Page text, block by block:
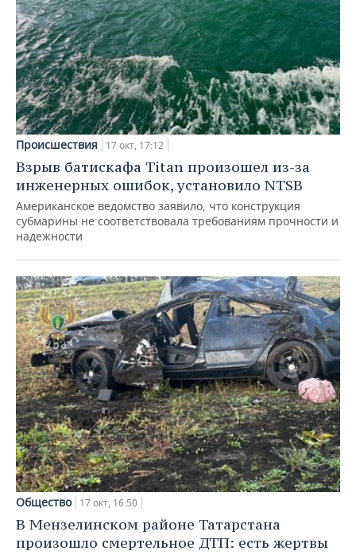
Происшествия 17 окт, 17:12
Взрыв батискафа Titan произошел из-за
инженерных ошибок, установило NTSB
Американское ведомство заявило, что конструкция
субмарины не соответствовала требованиям прочности и
надежности
Общество 17 окт, 16:50
В Мензелинском районе Татарстана
произошло смертельное ДТП: есть жертвы